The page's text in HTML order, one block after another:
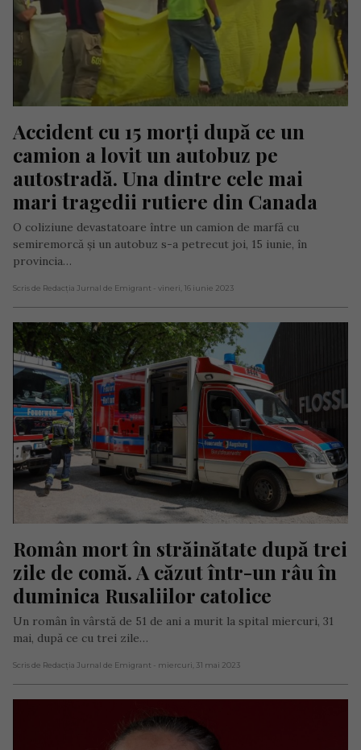
Accident cu 15 morți după ce un
camion a lovit un autobuz pe
autostradă. Una dintre cele mai
mari tragedii rutiere din Canada
O coliziune devastatoare între un camion de marfă cu
semiremorcă și un autobuz s-a petrecut joi, 15 iunie, în
provincia…
Scris de Redacția Jurnal de Emigrant - vineri, 16 iunie 2023
Român mort în străinătate după trei
zile de comă. A căzut într-un râu în
duminica Rusaliilor catolice
Un român în vârstă de 51 de ani a murit la spital miercuri, 31
mai, după ce cu trei zile…
Scris de Redacția Jurnal de Emigrant - miercuri, 31 mai 2023